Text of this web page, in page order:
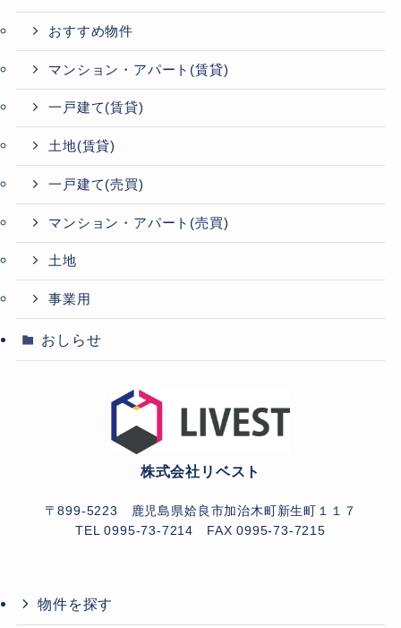
おすすめ物件
マンション・アパート(賃貸)
一戸建て(賃貸)
土地(賃貸)
一戸建て(売買)
マンション・アパート(売買)
土地
事業用
おしらせ
株式会社リベスト
〒899-5223 鹿児島県姶良市加治木町新生町１１７
TEL 0995-73-7214 FAX 0995-73-7215
物件を探す